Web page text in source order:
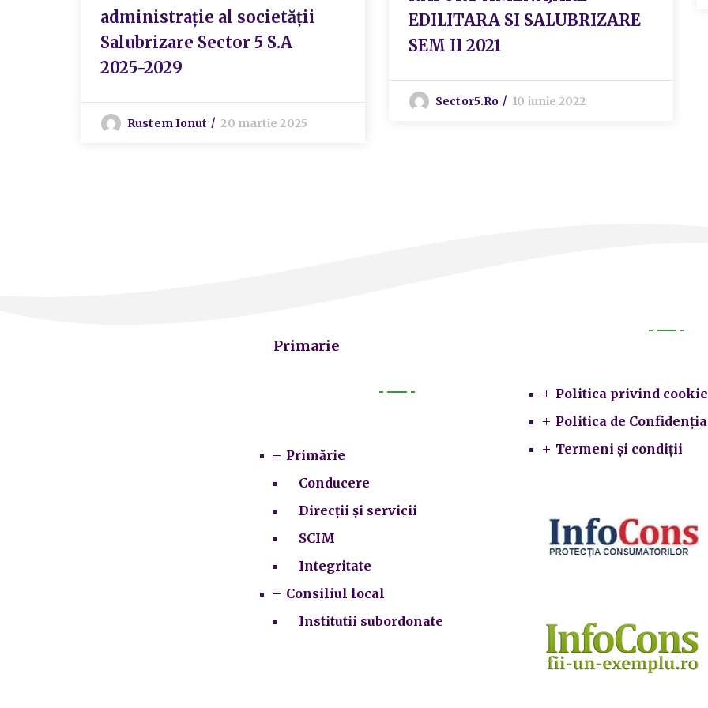
administrație al societății
Salubrizare Sector 5 S.A
2025-2029
Rustem Ionut 20 martie 2025
EDILITARA SI SALUBRIZARE
SEM II 2021
Sector5.ro 10 iunie 2022
Primarie
Primărie
Conducere
Direcții și servicii
SCIM
Integritate
Consiliul local
Institutii subordonate
Politica privind
Politica de
Termeni și condiții